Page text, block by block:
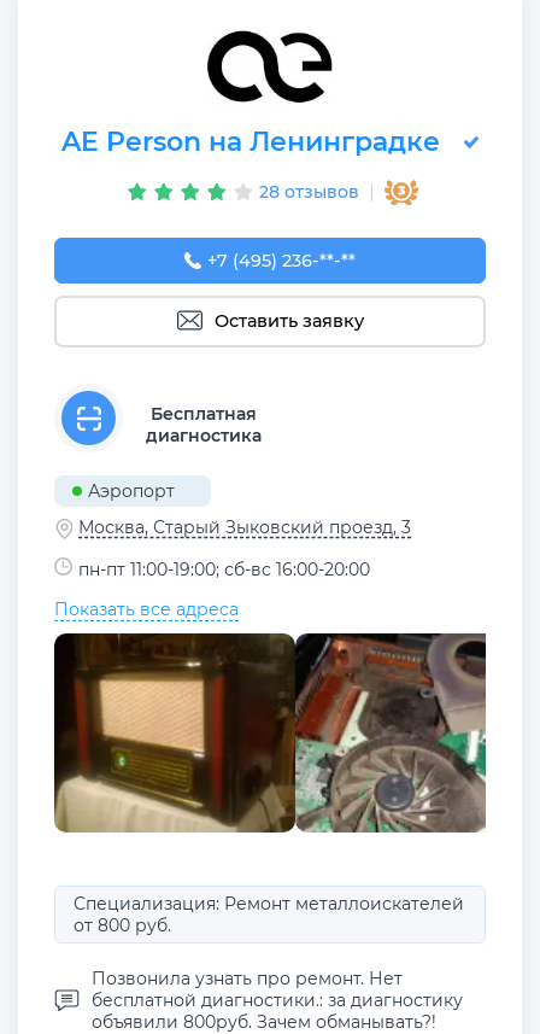
AE Person на Ленинградке
28 отзывов
+7 (495) 236-90-08
+7 (495) 236-**-**
Оставить заявку
Бесплатная
диагностика
Аэропорт
Москва, Старый Зыковский проезд, 3
пн-пт 11:00-19:00; сб-вс 16:00-20:00
Показать все адреса
Специализация: Ремонт металлоискателей
от 800 руб.
Позвонила узнать про ремонт. Нет
бесплатной диагностики.: за диагностику
объявили 800руб. Зачем обманывать?!